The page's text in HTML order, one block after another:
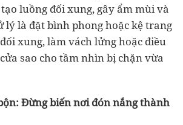
luồng đối xung, gây ẩm mùi và
lý là đặt bình phong hoặc kệ trang
xung, làm vách lửng hoặc điều
sao cho tầm nhìn bị chặn vừa
Đừng biến nơi đón nắng thành